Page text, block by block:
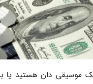
موسیقی دان هستید یا